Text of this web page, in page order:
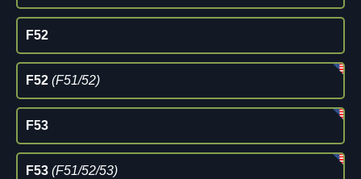
F52
F52 (F51/52)
F53
F53 (F51/52/53)